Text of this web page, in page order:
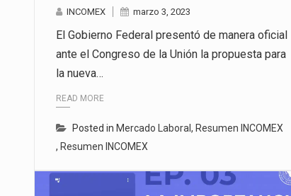
INCOMEX marzo 3, 2023
El Gobierno Federal presentó de manera oficial
ante el Congreso de la Unión la propuesta para
la nueva…
READ MORE
Posted in Mercado Laboral, Resumen INCOMEX
, Resumen INCOMEX